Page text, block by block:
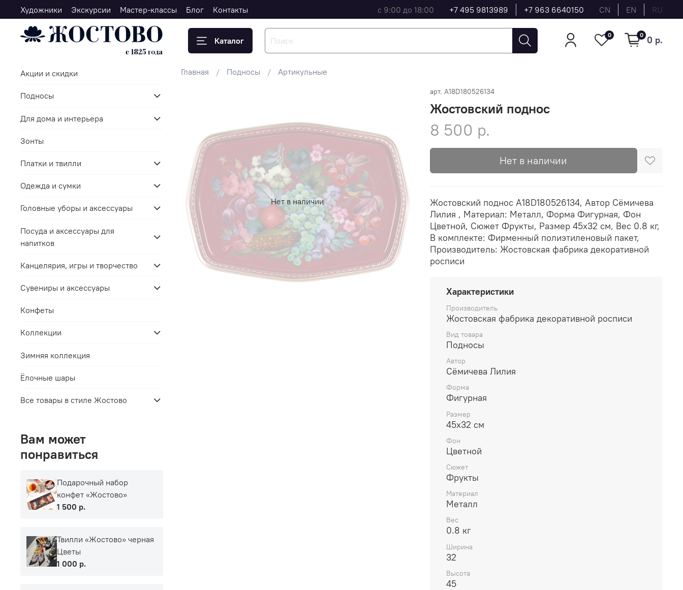
Художники Экскурсии Мастер-классы Блог Контакты с 9:00 до 18:00 +7 495 9813989 +7 963 6640150 CN EN RU
Каталог
0 0 0 р.
Главная Подносы Артикульные
Нет в наличии
арт. A18D180526134
Жостовский поднос
8 500 р.
Нет в наличии
Жостовский поднос A18D180526134, Автор Сёмичева
Лилия , Материал: Металл, Форма Фигурная, Фон
Цветной, Сюжет Фрукты, Размер 45х32 см, Вес 0.8 кг,
В комплекте: Фирменный полиэтиленовый пакет,
Производитель: Жостовская фабрика декоративной
росписи
Характеристики
Производитель
Жостовская фабрика декоративной росписи
Вид товара
Подносы
Автор
Сёмичева Лилия
Форма
Фигурная
Размер
45х32 см
Фон
Цветной
Сюжет
Фрукты
Материал
Металл
Вес
0.8 кг
Ширина
32
Высота
45
Акции и скидки
Подносы
Для дома и интерьера
Зонты
Платки и твилли
Одежда и сумки
Головные уборы и аксессуары
Посуда и аксессуары для
напитков
Канцелярия, игры и творчество
Сувениры и аксессуары
Конфеты
Коллекции
Зимняя коллекция
Ёлочные шары
Все товары в стиле Жостово
Вам может
понравиться
Подарочный набор
конфет «Жостово»
1 500 р.
Твилли «Жостово» черная
Цветы
1 000 р.